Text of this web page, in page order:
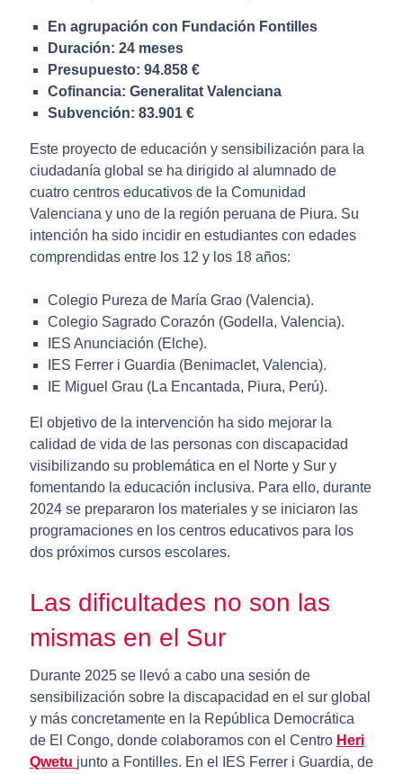
En agrupación con Fundación Fontilles
Duración: 24 meses
Presupuesto: 94.858 €
Cofinancia: Generalitat Valenciana
Subvención: 83.901 €
Este proyecto de educación y sensibilización para la
ciudadanía global se ha dirigido al alumnado de
cuatro centros educativos de la Comunidad
Valenciana y uno de la región peruana de Piura. Su
intención ha sido incidir en estudiantes con edades
comprendidas entre los 12 y los 18 años:
Colegio Pureza de María Grao (Valencia).
Colegio Sagrado Corazón (Godella, Valencia).
IES Anunciación (Elche).
IES Ferrer i Guardia (Benimaclet, Valencia).
IE Miguel Grau (La Encantada, Piura, Perú).
El objetivo de la intervención ha sido mejorar la
calidad de vida de las personas con discapacidad
visibilizando su problemática en el Norte y Sur y
fomentando la educación inclusiva. Para ello, durante
2024 se prepararon los materiales y se iniciaron las
programaciones en los centros educativos para los
dos próximos cursos escolares.
Las dificultades no son las
mismas en el Sur
Durante 2025 se llevó a cabo una sesión de
sensibilización sobre la discapacidad en el sur global
y más concretamente en la República Democrática
de El Congo, donde colaboramos con el Centro Heri
Qwetu junto a Fontilles. En el IES Ferrer i Guardia, de